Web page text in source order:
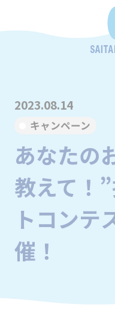
2023.08.14
キャンペーン
あなたの
教えて！
トコンテ
催！